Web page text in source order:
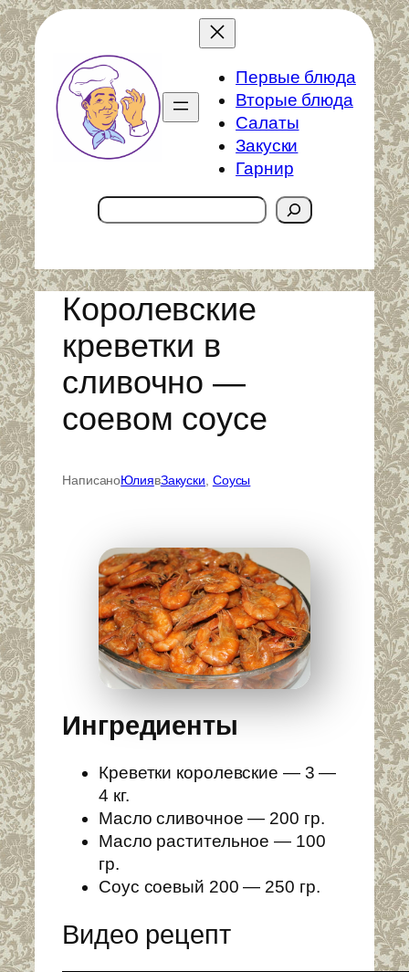
Перейти
к
содержимому
Первые блюда
Вторые блюда
Салаты
Закуски
Гарнир
Поиск
Королевские
креветки в
сливочно —
соевом соусе
НаписаноЮлиявЗакуски, Соусы
Ингредиенты
Креветки королевские — 3 —
4 кг.
Масло сливочное — 200 гр.
Масло растительное — 100
гр.
Соус соевый 200 — 250 гр.
Видео рецепт